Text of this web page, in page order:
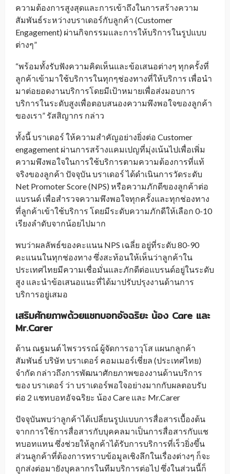
ความต้องการสูงสุดและการเข้าถึงในการสร้างความ
สัมพันธ์ระหว่างบราเดอร์กับลูกค้า (Customer
Engagement) ผ่านกิจกรรมและการให้บริการในรูปแบบ
ต่างๆ”
“พร้อมทั้งรับฟังความคิดเห็นและข้อเสนอต่างๆ ทุกครั้งที่
ลูกค้าเข้ามาใช้บริการในทุกๆช่องทางที่ให้บริการ เพื่อนำ
มาต่อยอดงานบริการโดยมีเป้าหมายเพื่อส่งมอบการ
บริการในระดับสูงเพื่อตอบสนองความพึงพอใจของลูกค้า
ของเรา” รัสสิญากร กล่าว
ทั้งนี้ บราเดอร์ ให้ความสำคัญอย่างยิ่งต่อ Customer
engagement ผ่านการสร้างแคมเปญที่มุ่งเน้นไปเพื่อเพิ่ม
ความพึงพอใจในการใช้บริการตามความต้องการที่แท้
จริงของลูกค้า ปัจจุบัน บราเดอร์ ได้ดำเนินการวัดระดับ
Net Promoter Score (NPS) หรือความภักดีของลูกค้าต่อ
แบรนด์ เพื่อสำรวจความพึงพอใจทุกครั้งและทุกช่องทาง
ที่ลูกค้าเข้าใช้บริการ โดยมีระดับความภักดีให้เลือก 0-10
เรียงลำดับจากน้อยไปมาก
พบว่าผลลัพธ์ของคะแนน NPS เฉลี่ย อยู่ที่ระดับ 80-90
คะแนนในทุกช่องทาง ซึ่งสะท้อนให้เห็นว่าลูกค้าใน
ประเทศไทยมีความเชื่อมั่นและภักดีต่อแบรนด์อยู่ในระดับ
สูง และนำข้อเสนอแนะที่ได้มาปรับปรุงงานด้านการ
บริการอยู่เสมอ
เสริมศักยภาพด้วยแชทบอทอัจฉริยะ น้อง Care และ
Mr.Carer
ด้าน ณฐมนต์ ไพรวรรณ์ ผู้จัดการอาวุโส แผนกลูกค้า
สัมพันธ์ บริษัท บราเดอร์ คอมเมอร์เชี่ยล (ประเทศไทย)
จำกัด กล่าวถึงการพัฒนาศักยภาพของงานด้านบริการ
ของ บราเดอร์ ว่า บราเดอร์พอใจอย่างมากกับผลตอบรับ
ต่อ 2 แชทบอทอัจฉริยะ น้อง Care และ Mr.Carer
ปัจจุบันพบว่าลูกค้าได้เปลี่ยนรูปแบบการสื่อสารเบื้องต้น
จากการใช้การสื่อสารกับบุคคลมาเป็นการสื่อสารกับแช
ทบอทแทน ซึ่งช่วยให้ลูกค้าได้รับการบริการที่เร็วยิ่งขึ้น
ส่วนลูกค้าที่ต้องการทราบข้อมูลเชิงลึกในเรื่องต่างๆ ก็จะ
ถูกส่งต่อมายังบุคลากรในทีมบริการต่อไป ซึ่งในส่วนนี้ก็